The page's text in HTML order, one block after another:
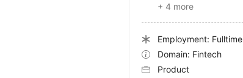
+ 4 more
Employment: Fulltime
Domain: Fintech
Product